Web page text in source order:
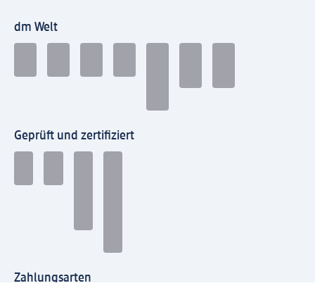
dm Welt
Geprüft und zertifiziert
Zahlungsarten